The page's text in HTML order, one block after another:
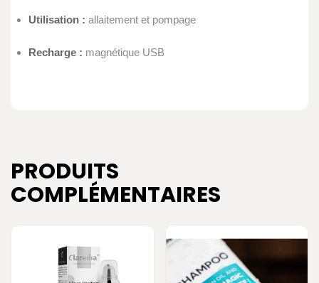
Utilisation : allaitement et pompage
Recharge : magnétique USB
PRODUITS
COMPLÉMENTAIRES